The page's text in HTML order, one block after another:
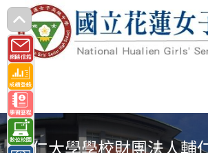
跳
轉
至
主
要
內
容 輔仁大學學校財團法人輔